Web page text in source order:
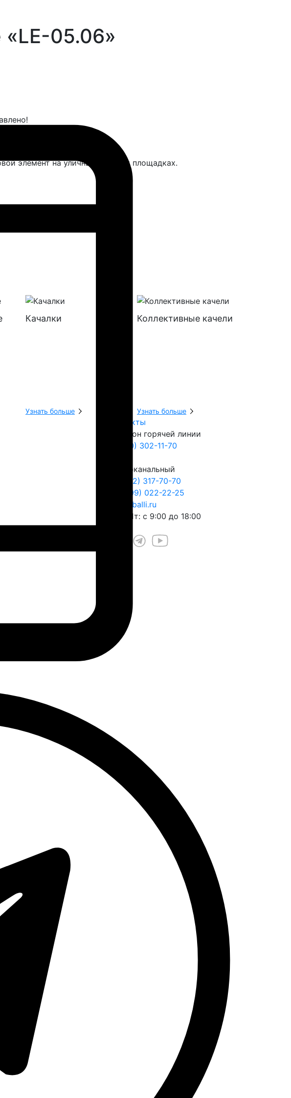
«LE-05.06»
площадках.
элемент на уличных детских площадках.
Качалки
Узнать больше
Коллективные качели
Узнать больше
Контакты
Телефон горячей линии
8 (800) 302-11-70
Многоканальный
+7 (812) 317-70-70
+7 (999) 022-22-25
play@balli.ru
Пн – Пт: с 9:00 до 18:00